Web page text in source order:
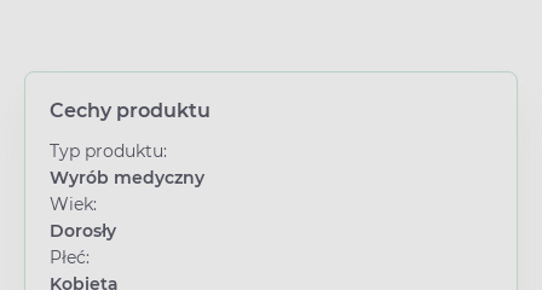
Cechy produktu
Typ produktu:
Wyrób medyczny
Wiek:
Dorosły
Płeć:
Kobieta